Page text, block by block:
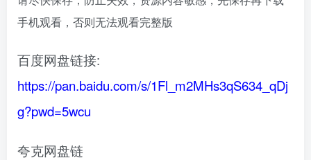
手机观看，否则无法观看完整版
百度网盘链接:
https://pan.baidu.com/s/1Fl_m2MHs3qS634_qDj
g?pwd=5wcu
夸克网盘链